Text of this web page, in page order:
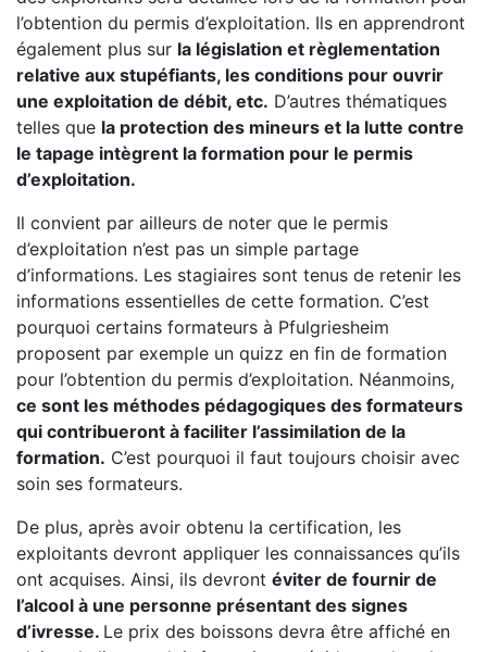
l’obtention du permis d’exploitation. Ils en apprendront
également plus sur la législation et règlementation
relative aux stupéfiants, les conditions pour ouvrir
une exploitation de débit, etc. D’autres thématiques
telles que la protection des mineurs et la lutte contre
le tapage intègrent la formation pour le permis
d’exploitation.
Il convient par ailleurs de noter que le permis
d’exploitation n’est pas un simple partage
d’informations. Les stagiaires sont tenus de retenir les
informations essentielles de cette formation. C’est
pourquoi certains formateurs à Pfulgriesheim
proposent par exemple un quizz en fin de formation
pour l’obtention du permis d’exploitation. Néanmoins,
ce sont les méthodes pédagogiques des formateurs
qui contribueront à faciliter l’assimilation de la
formation. C’est pourquoi il faut toujours choisir avec
soin ses formateurs.
De plus, après avoir obtenu la certification, les
exploitants devront appliquer les connaissances qu’ils
ont acquises. Ainsi, ils devront éviter de fournir de
l’alcool à une personne présentant des signes
d’ivresse. Le prix des boissons devra être affiché en